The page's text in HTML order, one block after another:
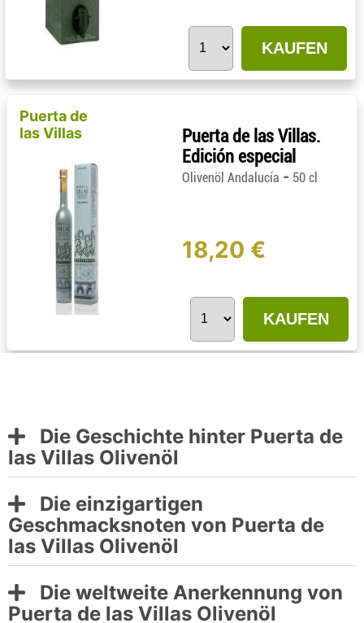
KAUFEN
Puerta de
las Villas
Puerta de las Villas.
Edición especial
Olivenöl Andalucía - 50 cl
18,20 €
KAUFEN
Die Geschichte hinter Puerta de
las Villas Olivenöl
Die einzigartigen
Geschmacksnoten von Puerta de
las Villas Olivenöl
Die weltweite Anerkennung von
Puerta de las Villas Olivenöl